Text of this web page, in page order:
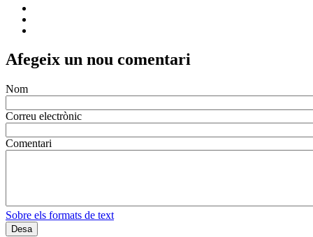
Afegeix un nou comentari
Nom
Correu electrònic
Comentari
Sobre els formats de text